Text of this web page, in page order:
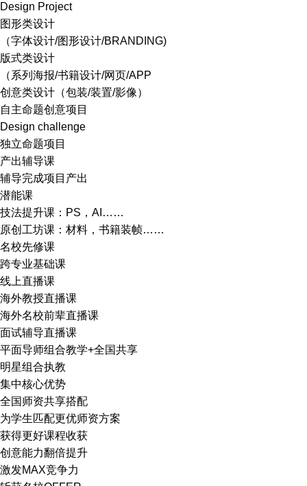
Design Project
图形类设计
（字体设计/图形设计/BRANDING)
版式类设计
（系列海报/书籍设计/网页/APP
创意类设计（包装/装置/影像）
自主命题创意项目
Design challenge
独立命题项目
产出辅导课
辅导完成项目产出
潜能课
技法提升课：PS，AI……
原创工坊课：材料，书籍装帧……
名校先修课
跨专业基础课
线上直播课
海外教授直播课
海外名校前辈直播课
面试辅导直播课
平面导师组合教学+全国共享
明星组合执教
集中核心优势
全国师资共享搭配
为学生匹配更优师资方案
获得更好课程收获
创意能力翻倍提升
激发MAX竞争力